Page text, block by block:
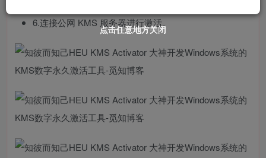
6.连接公网 KMS 服务器进行激活。
点击任意地方关闭
点击任意地方关闭
点击任意地方关闭
点击任意地方关闭
点击任意地方关闭
点击任意地方关闭